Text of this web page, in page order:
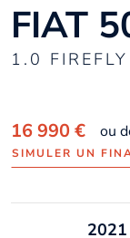
FIAT
1.0
16 990 € ou
SIMULER UN
2021